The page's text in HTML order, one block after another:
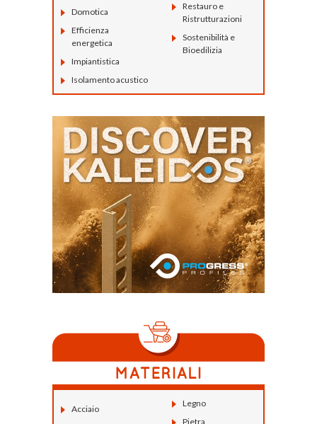
Domotica
Efficienza
energetica
Impiantistica
Isolamento acustico
Restauro e
Ristrutturazioni
Sostenibilità e
Bioedilizia
Acciaio
Legno
Pietra